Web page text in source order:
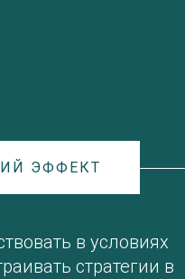
ЭФФЕКТ
в условиях
стратегии в